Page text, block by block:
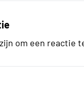
om een reactie